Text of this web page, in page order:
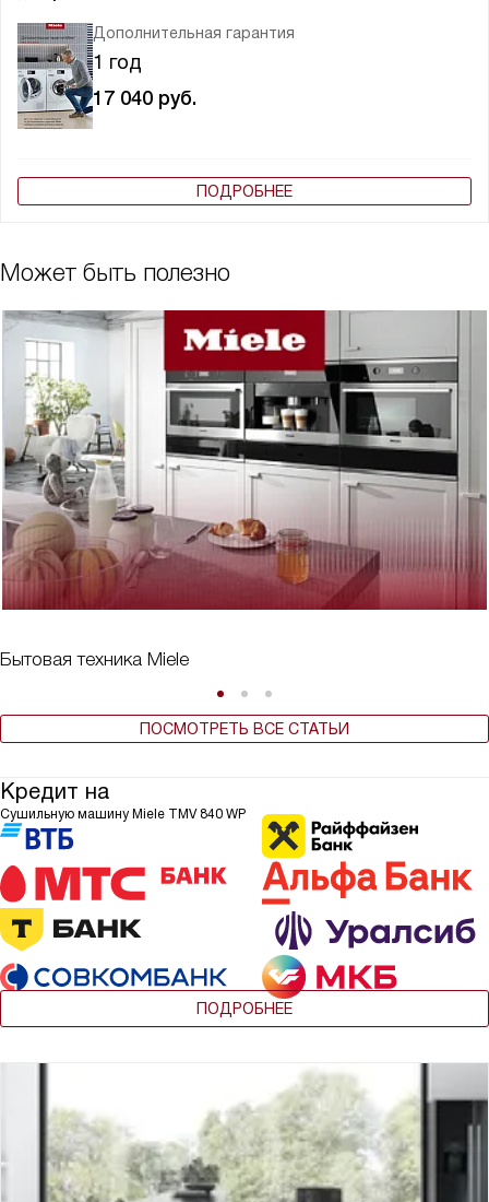
Дополнительная гарантия
1 год
17 040 руб.
ПОДРОБНЕЕ
Может быть полезно
Бытовая техника Miele
ПОСМОТРЕТЬ ВСЕ СТАТЬИ
Кредит на
Сушильную машину Miele TMV 840 WP
ПОДРОБНЕЕ